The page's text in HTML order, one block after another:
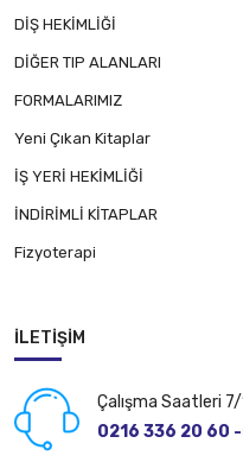
DİŞ HEKİMLİĞİ
DİĞER TIP ALANLARI
FORMALARIMIZ
Yeni Çıkan Kitaplar
İŞ YERİ HEKİMLİĞİ
İNDİRİMLİ KİTAPLAR
Fizyoterapi
İLETIŞIM
Çalışma Saatleri 7/
0216 336 20 60